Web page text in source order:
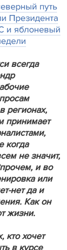
путь
Президента
и яблоневый
всегда
регионах,
принимает
когда
не значит,
и во
или
нет да и
Как он
жизни.
кто хочет
в курсе